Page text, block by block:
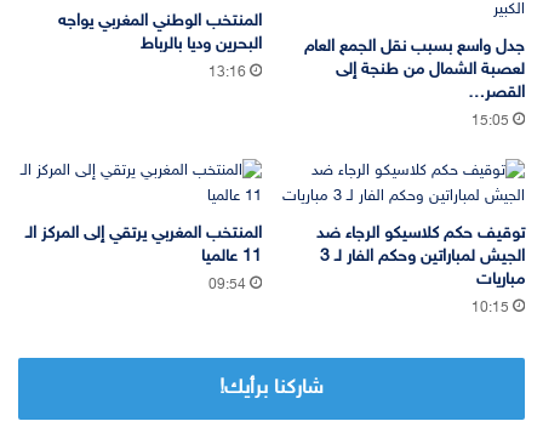
جدل واسع بسبب نقل الجمع العام
لعصبة الشمال من طنجة إلى
القصر…
15:05
المنتخب الوطني المغربي يواجه
البحرين وديا بالرباط
13:16
توقيف حكم كلاسيكو الرجاء ضد
الجيش لمباراتين وحكم الفار لـ 3
مباريات
10:15
المنتخب المغربي يرتقي إلى المركز الـ
11 عالميا
09:54
شاركنا برأيك!